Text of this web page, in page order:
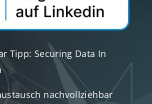
Tipp: Securing Data In
nachvollziehbar